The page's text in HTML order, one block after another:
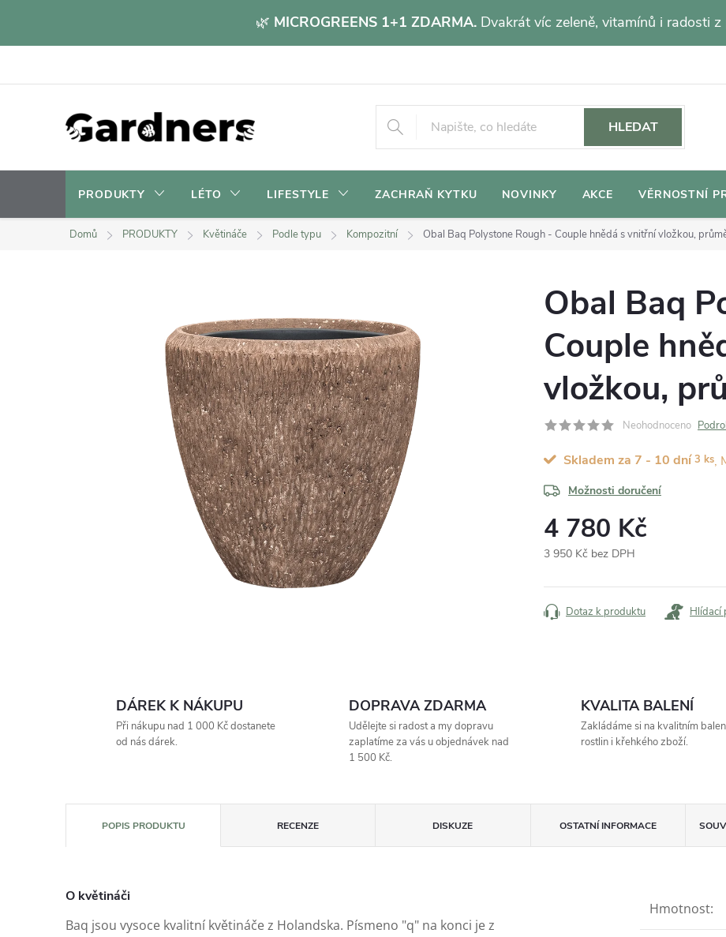
🌿 MICROGREENS 1+1 ZDARMA. Dvakrát víc zeleně, vitamínů i radosti z
HLEDAT
PRODUKTY LÉTO LIFESTYLE ZACHRAŇ KYTKU NOVINKY AKCE VĚRNOSTNÍ
Domů PRODUKTY Květináče Podle typu Kompozitní Obal Baq Polystone Rough - Couple hnědá s vnitřní vložkou,
Obal Baq
Couple
vložkou,
Neohodnoceno
Skladem za 7 - 10 dní 3 ks
Možnosti doručení
4 780 Kč
3 950 Kč bez DPH
cena:
Dotaz k produktu Hlídací
DÁREK K NÁKUPU
Při nákupu nad 1 000 Kč dostanete
od nás dárek.
DOPRAVA ZDARMA
Udělejte si radost a my dopravu
zaplatíme za vás u objednávek nad
1 500 Kč.
KVALITA BALENÍ
Zakládáme si na kvalitním
rostlin i křehkého zboží.
POPIS PRODUKTU RECENZE DISKUZE OSTATNÍ INFORMACE
O květináči
Baq jsou vysoce kvalitní květináče z Holandska. Písmeno "q" na konci je z
Hmotnost: